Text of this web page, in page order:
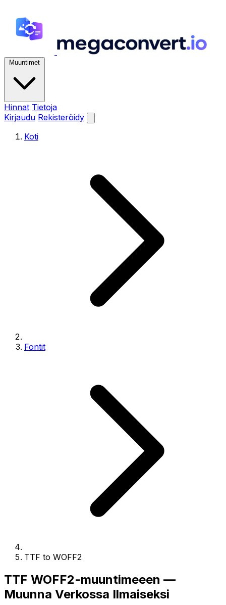
Muuntimet
Hinnat Tietoja
Kirjaudu Rekisteröidy
Koti
Fontit
TTF to WOFF2
TTF WOFF2-muuntimeeen —
Muunna Verkossa Ilmaiseksi